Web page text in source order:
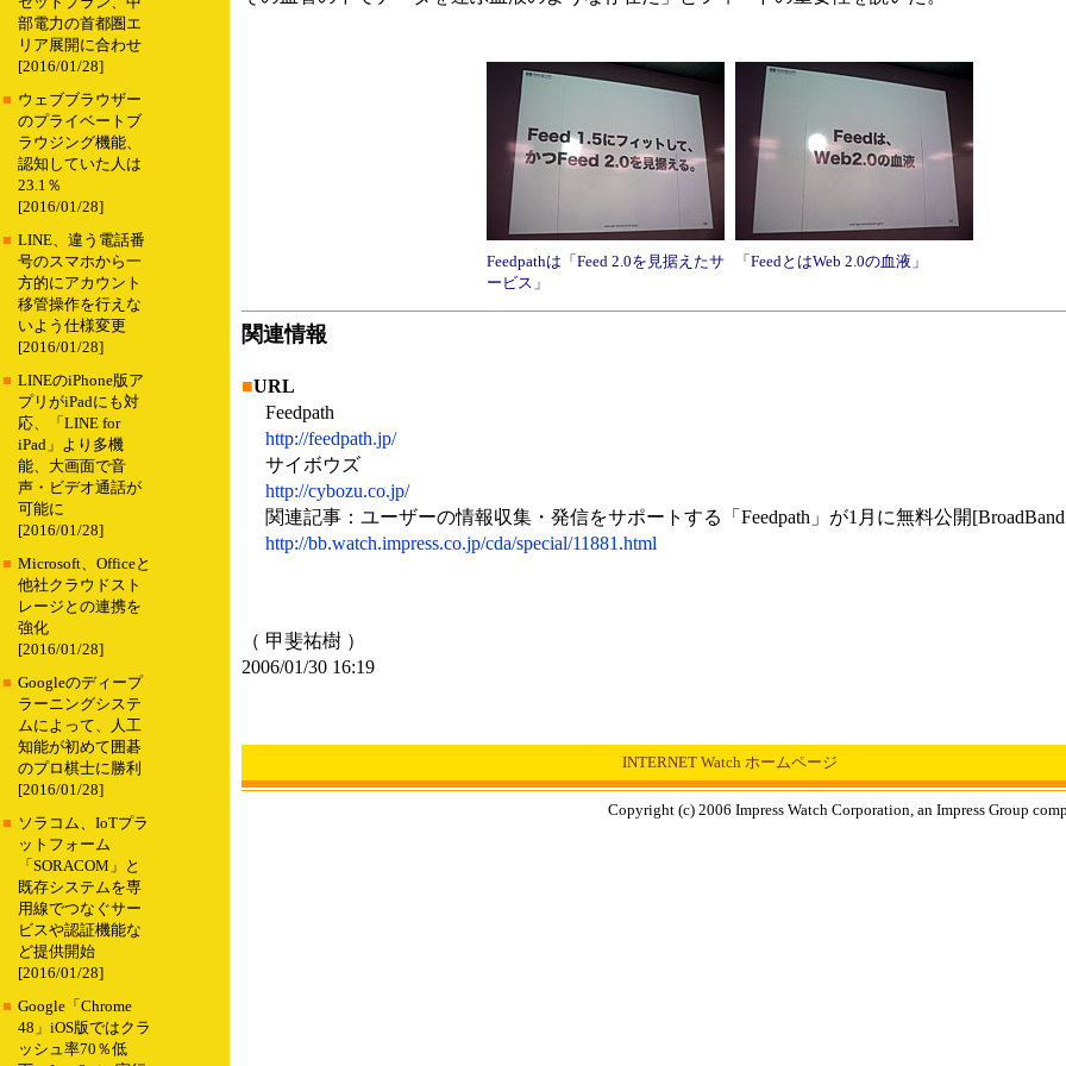
部電力の首都圏エ
リア展開に合わせ
[2016/01/28]
■ ウェブブラウザー
のプライベートブ
ラウジング機能、
認知していた人は
23.1％
[2016/01/28]
■ LINE、違う電話番
号のスマホから一
方的にアカウント
移管操作を行えな
いよう仕様変更
[2016/01/28]
■ LINEのiPhone版ア
プリがiPadにも対
応、「LINE for
iPad」より多機
能、大画面で音
声・ビデオ通話が
可能に
[2016/01/28]
■ Microsoft、Officeと
他社クラウドスト
レージとの連携を
強化
[2016/01/28]
■ Googleのディープ
ラーニングシステ
ムによって、人工
知能が初めて囲碁
のプロ棋士に勝利
[2016/01/28]
■ ソラコム、IoTプラ
ットフォーム
「SORACOM」と
既存システムを専
用線でつなぐサー
ビスや認証機能な
ど提供開始
[2016/01/28]
■ Google「Chrome
48」iOS版ではクラ
ッシュ率70％低
Feedpathは「Feed 2.0を見据えたサ
ービス」
「FeedとはWeb 2.0の血液」
関連情報
■URL
Feedpath
http://feedpath.jp/
サイボウズ
http://cybozu.co.jp/
関連記事：ユーザーの情報収集・発信をサポートする「Feedpath」が1月に無料公開[BroadBand
http://bb.watch.impress.co.jp/cda/special/11881.html
（ 甲斐祐樹 ）
2006/01/30 16:19
INTERNET Watch ホームページ
Copyright (c) 2006 Impress Watch Corporation, an Impress Group